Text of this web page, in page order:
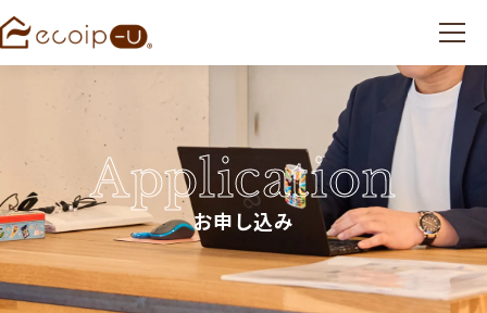
Application
お申し込み